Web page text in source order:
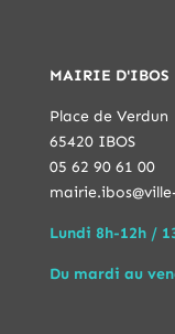
MAIRIE D'IBOS
Place de Verdun
65420 IBOS
05 62 90 61 00
Lundi 8h-12h /
Du mardi au